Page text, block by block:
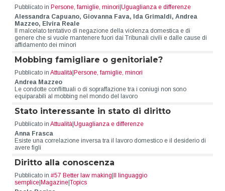
Pubblicato in Persone, famiglie, minori Uguaglianza e differenze
Alessandra Capuano, Giovanna Fava, Ida Grimaldi, Andrea
Mazzeo, Elvira Reale
Il malcelato tentativo di negazione della violenza domestica e di
genere che si vuole mantenere fuori dai Tribunali civili e dalle cause di
affidamento dei minori
Mobbing famigliare o genitoriale?
Pubblicato in Attualità Persone, famiglie, minori
Andrea Mazzeo
Le condotte conflittuali o di sopraffazione tra i coniugi non sono
equiparabili al mobbing nel mondo del lavoro
Stato interessante in stato di diritto
Pubblicato in Attualità Uguaglianza e differenze
Anna Frasca
Esiste una correlazione inversa tra il lavoro domestico e il desiderio di
avere figli
Diritto alla conoscenza
Pubblicato in #57 Better law making
Il linguaggio
semplice Magazine Topics